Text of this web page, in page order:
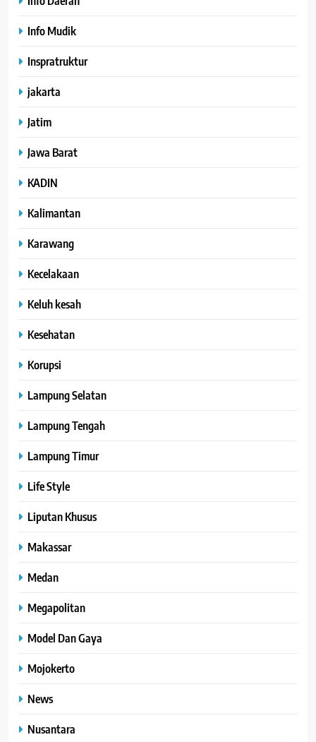
Info Mudik
Inspratruktur
jakarta
Jatim
Jawa Barat
KADIN
Kalimantan
Karawang
Kecelakaan
Keluh kesah
Kesehatan
Korupsi
Lampung Selatan
Lampung Tengah
Lampung Timur
Life Style
Liputan Khusus
Makassar
Medan
Megapolitan
Model Dan Gaya
Mojokerto
News
Nusantara